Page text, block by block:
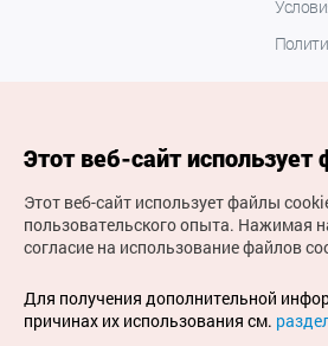
(с) Национальная организация
права защищены
Для извещения об ошибках и
работой веб-сайта, направляйте
Этот веб-сайт
Этот веб-сайт использует файлы
пользовательского опыта. Нажимая
согласие на использование файлов
Для получения дополнительной
причинах их использования см.